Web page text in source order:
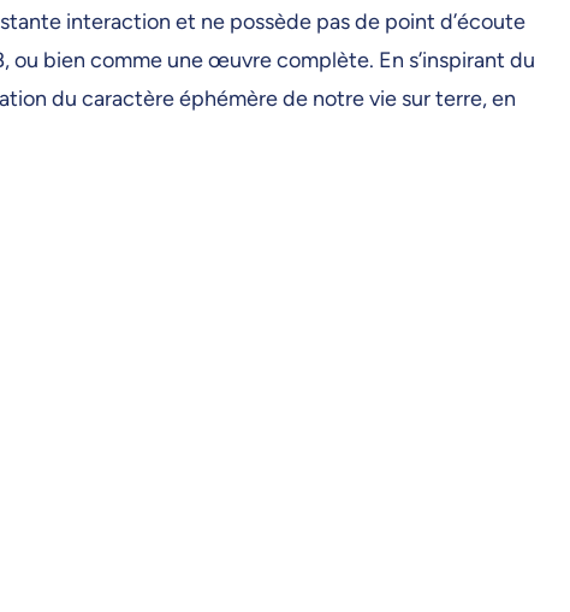
interaction et ne possède pas de point d’écoute
bien comme une œuvre complète. En s’inspirant du
du caractère éphémère de notre vie sur terre, en